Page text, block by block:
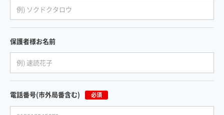
保護者様お名前
電話番号(市外局番含む) 必須